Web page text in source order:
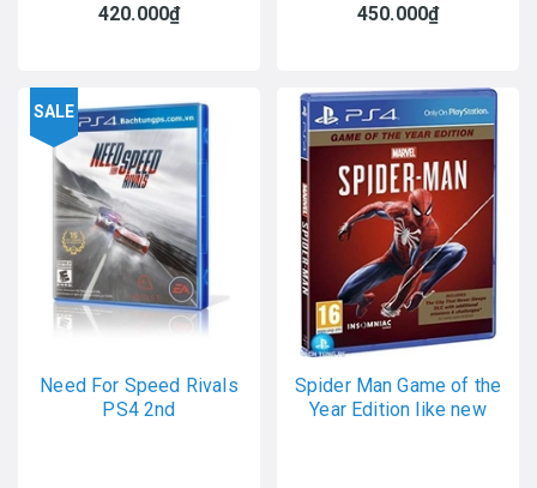
420.000₫ 450.000₫
SALE
Need For Speed Rivals
PS4 2nd
Spider Man Game of the
Year Edition like new